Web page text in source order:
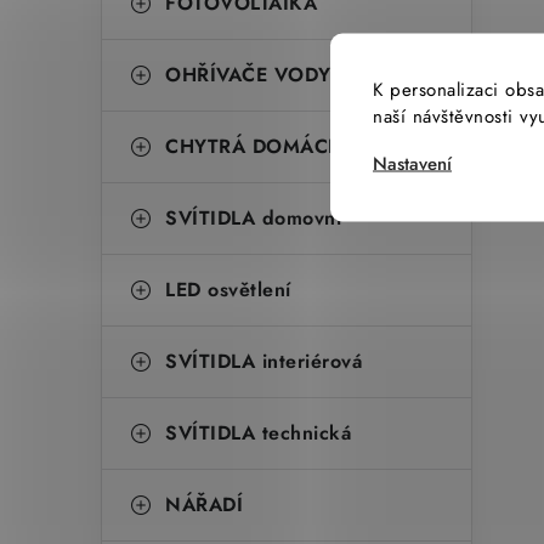
K personalizaci
naší návštěvnosti
Nastavení
OHŘÍVAČE VODY
CHYTRÁ DOMÁCNOST
SVÍTIDLA domovní
LED osvětlení
SVÍTIDLA interiérová
SVÍTIDLA technická
NÁŘADÍ